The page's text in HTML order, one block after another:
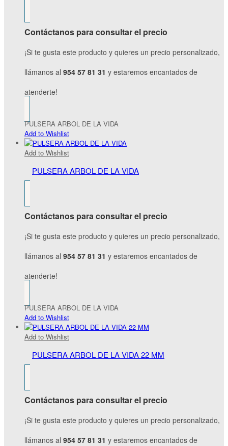
Contáctanos para consultar el precio
¡Si te gusta este producto y quieres un precio personalizado,
llámanos al 954 57 81 31 y estaremos encantados de
atenderte!
PULSERA ARBOL DE LA VIDA
Add to Wishlist
Add to Wishlist
PULSERA ARBOL DE LA VIDA
Contáctanos para consultar el precio
¡Si te gusta este producto y quieres un precio personalizado,
llámanos al 954 57 81 31 y estaremos encantados de
atenderte!
PULSERA ARBOL DE LA VIDA
Add to Wishlist
Add to Wishlist
PULSERA ARBOL DE LA VIDA 22 MM
Contáctanos para consultar el precio
¡Si te gusta este producto y quieres un precio personalizado,
llámanos al 954 57 81 31 y estaremos encantados de